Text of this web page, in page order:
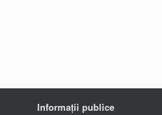
Informații publice